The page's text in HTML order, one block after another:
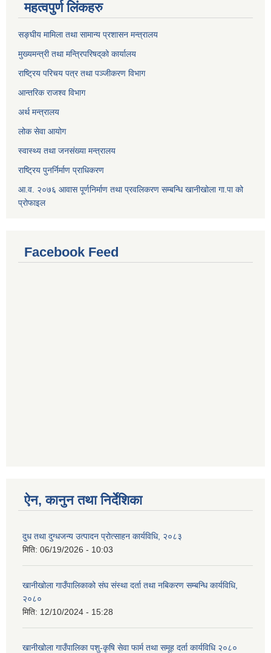
महत्वपुर्ण लिंकहरु
सङ्घीय मामिला तथा सामान्य प्रशासन मन्त्रालय
मुख्यमन्त्री तथा मन्त्रिपरिषद्‌को कार्यालय
राष्ट्रिय परिचय पत्र तथा पञ्जीकरण विभाग
आन्तरिक राजश्व विभाग
अर्थ मन्त्रालय
लोक सेवा आयोग
स्वास्थ्य तथा जनसंख्या मन्त्रालय
राष्ट्रिय पुनर्निर्माण प्राधिकरण
आ.व. २०७६ आवास पूर्णनिर्माण तथा प्रवलिकरण सम्बन्धि खानीखोला गा.पा को
प्रोफाइल
Facebook Feed
ऐन, कानुन तथा निर्देशिका
दुध तथा दुग्धजन्य उत्पादन प्रोत्साहन कार्यविधि, २०८३
मिति: 06/19/2026 - 10:03
खानीखोला गाउँपालिकाको संघ संस्था दर्ता तथा नबिकरण सम्बन्धि कार्यविधि,
२०८०
मिति: 12/10/2024 - 15:28
खानीखोला गाउँपालिका पशु-कृषि सेवा फार्म तथा समूह दर्ता कार्यविधि २०८०